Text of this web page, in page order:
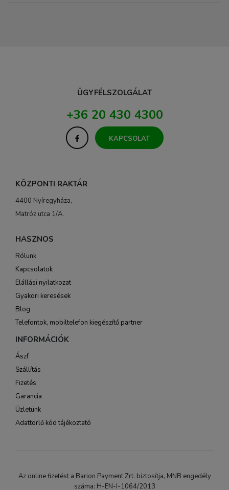
ÜGYFÉLSZOLGÁLAT
+36 20 430 4300
KAPCSOLAT
KÖZPONTI RAKTÁR
4400 Nyíregyháza,
Matróz utca 1/A.
HASZNOS
Rólunk
Kapcsolatok
Elállási nyilatkozat
Gyakori keresések
Blog
Telefontok, mobiltelefon kiegészítő partner
INFORMÁCIÓK
Ászf
Szállítás
Fizetés
Garancia
Üzletünk
Adattörlő kód tájékoztató
Az online fizetést a Barion Payment Zrt. biztosítja, MNB engedély
száma: H-EN-I-1064/2013